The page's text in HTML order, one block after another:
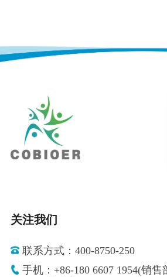
关注我们
联系方式：400-8750-250
手机：+86-180 6607 1954(销售